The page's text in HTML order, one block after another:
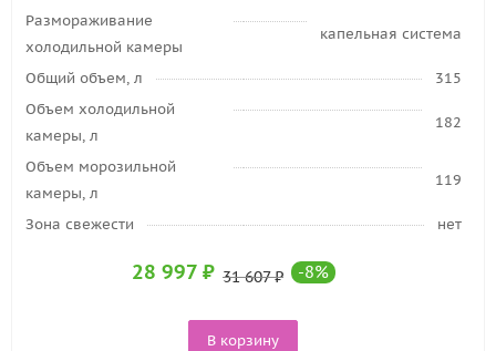
Размораживание
холодильной камеры
капельная система
Общий объем, л
315
Объем холодильной
камеры, л
182
Объем морозильной
камеры, л
119
Зона свежести нет
28 997 ₽ 31 607₽ -8%
В корзину